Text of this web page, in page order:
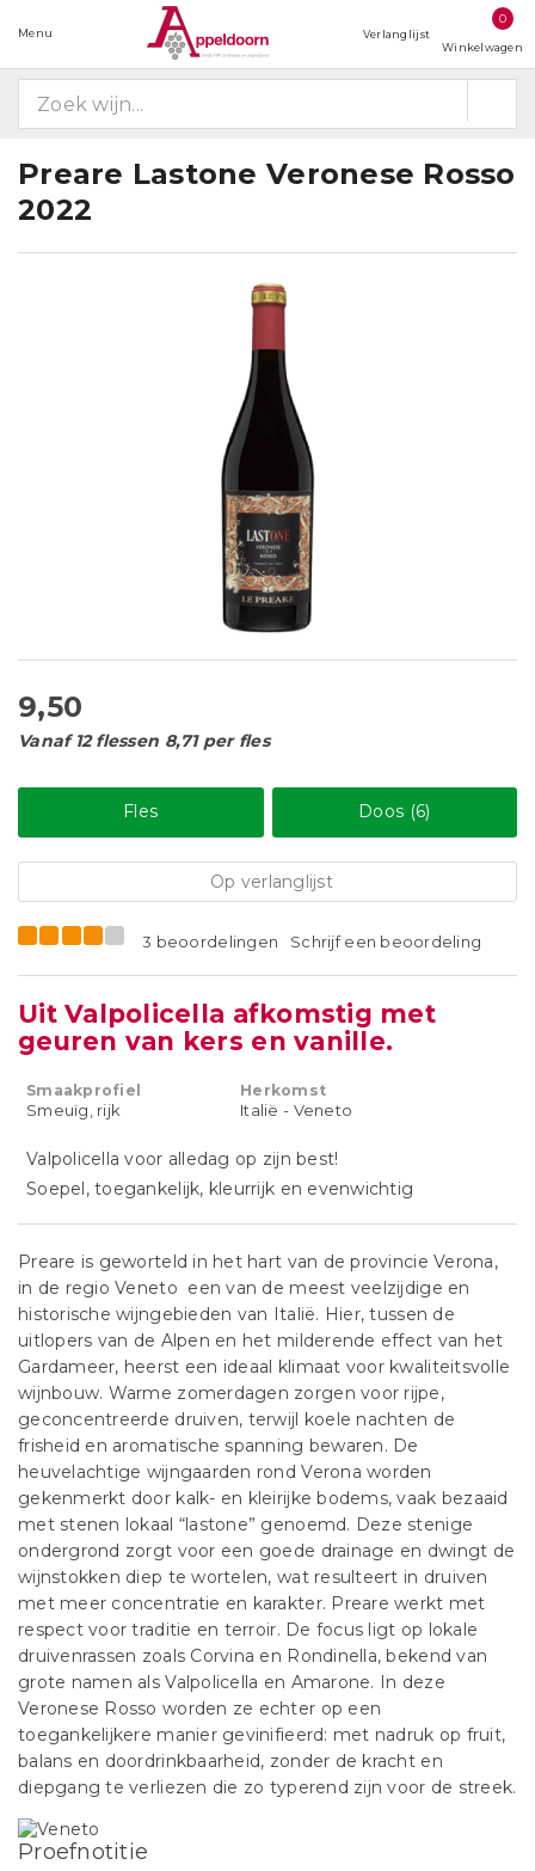
Menu Verlanglijst
0
Winkelwagen
Preare Lastone Veronese Rosso
2022
9,50
Vanaf 12 flessen 8,71 per fles
Fles Doos (6)
Op verlanglijst
3 beoordelingen Schrijf een beoordeling
Uit Valpolicella afkomstig met
geuren van kers en vanille.
Smaakprofiel
Smeuïg, rijk
Herkomst
Italië - Veneto
Valpolicella voor alledag op zijn best!
Soepel, toegankelijk, kleurrijk en evenwichtig
Preare is geworteld in het hart van de provincie Verona,
in de regio Veneto een van de meest veelzijdige en
historische wijngebieden van Italië. Hier, tussen de
uitlopers van de Alpen en het milderende effect van het
Gardameer, heerst een ideaal klimaat voor kwaliteitsvolle
wijnbouw. Warme zomerdagen zorgen voor rijpe,
geconcentreerde druiven, terwijl koele nachten de
frisheid en aromatische spanning bewaren. De
heuvelachtige wijngaarden rond Verona worden
gekenmerkt door kalk- en kleirijke bodems, vaak bezaaid
met stenen lokaal “lastone” genoemd. Deze stenige
ondergrond zorgt voor een goede drainage en dwingt de
wijnstokken diep te wortelen, wat resulteert in druiven
met meer concentratie en karakter. Preare werkt met
respect voor traditie en terroir. De focus ligt op lokale
druivenrassen zoals Corvina en Rondinella, bekend van
grote namen als Valpolicella en Amarone. In deze
Veronese Rosso worden ze echter op een
toegankelijkere manier gevinifieerd: met nadruk op fruit,
balans en doordrinkbaarheid, zonder de kracht en
diepgang te verliezen die zo typerend zijn voor de streek.
Proefnotitie